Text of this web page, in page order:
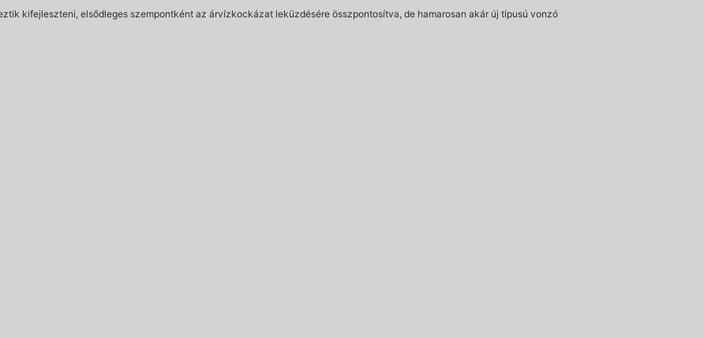
kifejleszteni, elsődleges szempontként az árvízkockázat leküzdésére összpontosítva, de hamarosan akár új típusú vonzó